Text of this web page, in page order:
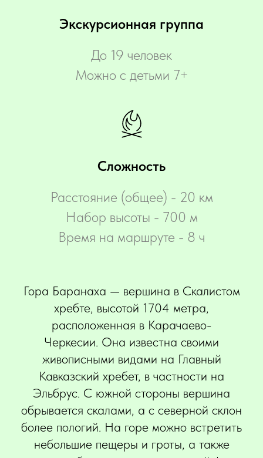
Экскурсионная группа
До 19 человек
Можно с детьми 7+
Сложность
Расстояние (общее) - 20 км
Набор высоты - 700 м
Время на маршруте - 8 ч
Гора Баранаха — вершина в Скалистом
хребте, высотой 1704 метра,
расположенная в Карачаево-
Черкесии. Она известна своими
живописными видами на Главный
Кавказский хребет, в частности на
Эльбрус. С южной стороны вершина
обрывается скалами, а с северной склон
более пологий. На горе можно встретить
небольшие пещеры и гроты, а также